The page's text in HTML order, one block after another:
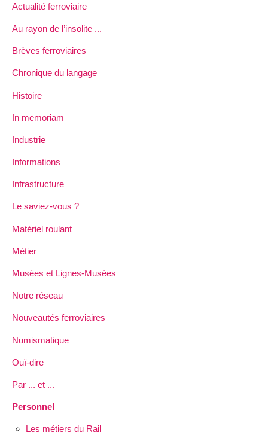
Actualité ferroviaire
Au rayon de l’insolite ...
Brèves ferroviaires
Chronique du langage
Histoire
In memoriam
Industrie
Informations
Infrastructure
Le saviez-vous ?
Matériel roulant
Métier
Musées et Lignes-Musées
Notre réseau
Nouveautés ferroviaires
Numismatique
Ouï-dire
Par ... et ...
Personnel
Les métiers du Rail